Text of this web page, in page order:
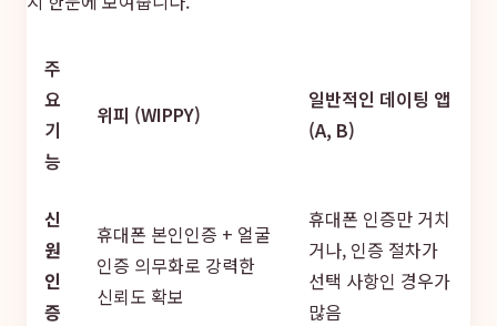
주
요
기
능
위피 (WIPPY)
일반적인 데이팅 앱
(A, B)
신
원
인
증
휴대폰 본인인증 + 얼굴
인증 의무화로 강력한
신뢰도 확보
휴대폰 인증만 거치
거나, 인증 절차가
선택 사항인 경우가
많음